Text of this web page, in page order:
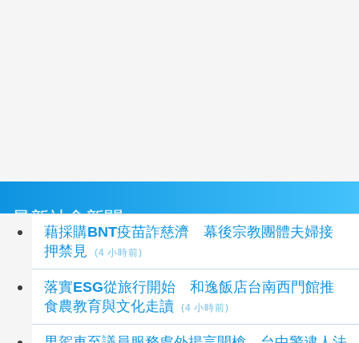
最新社會新聞
藉採購BNT疫苗詐慈濟 幕後宗教團體夫婦接
押禁見
(4 小時前)
落實ESG從旅行開始 和逸飯店台南西門館推
食農教育與文化走讀
(4 小時前)